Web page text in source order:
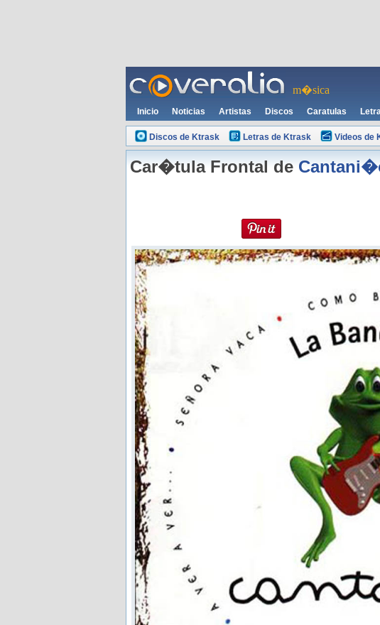
m�sica
Inicio Noticias Artistas Discos Caratulas
Discos de Ktrask Letras de Ktrask Videos de
Car�tula Frontal de